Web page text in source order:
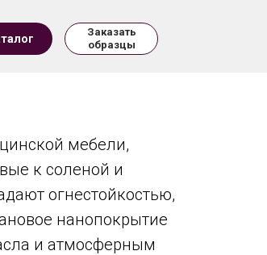
Заказать
образцы
мебели,
к соленой и
огнестойкостью,
нанопокрытие
и атмосферным